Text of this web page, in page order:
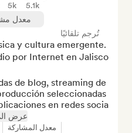
5.1k
5k
معدل
تُرجم تلقائيًا
y cultura emergente.
de blog, streaming de
seleccionadas
en redes socia...
عرض
معدل المشاركة